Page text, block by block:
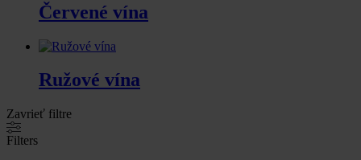
Prémiové slovenské vína z Hlohovca. Priamo od vinára.
Červené vína
Ružové vína
Zavrieť filtre
Filters